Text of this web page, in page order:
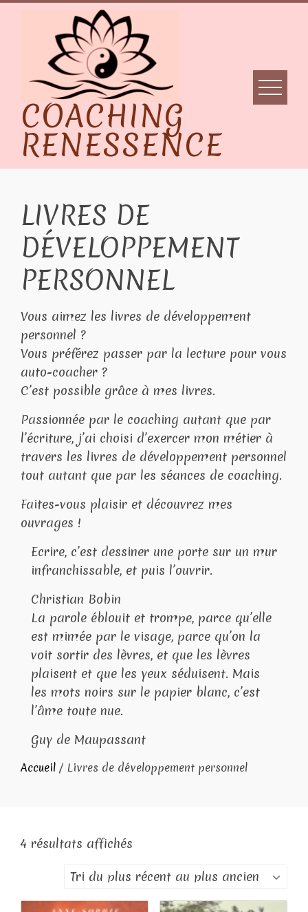
Skip
COACHING
RENESSENCE
LIVRES DE
DÉVELOPPEMENT
PERSONNEL
Vous aimez les livres de développement
personnel ?
Vous préférez passer par la lecture pour vous
auto-coacher ?
C’est possible grâce à mes livres.
Passionnée par le coaching autant que par
l’écriture, j’ai choisi d’exercer mon métier à
travers les livres de développement personnel
tout autant que par les séances de coaching.
Faites-vous plaisir et découvrez mes
ouvrages !
Ecrire, c’est dessiner une porte sur un mur
infranchissable, et puis l’ouvrir.
Christian Bobin
La parole éblouit et trompe, parce qu’elle
est mimée par le visage, parce qu’on la
voit sortir des lèvres, et que les lèvres
plaisent et que les yeux séduisent. Mais
les mots noirs sur le papier blanc, c’est
l’âme toute nue.
Guy de Maupassant
Accueil / Livres de développement personnel
4 résultats affichés
plus
récent